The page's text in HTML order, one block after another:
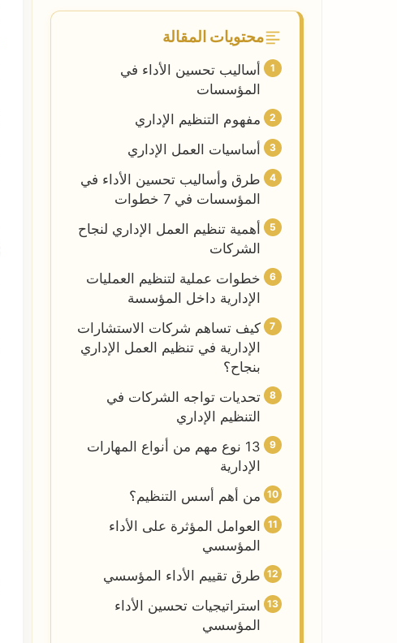
محتويات المقالة
أساليب تحسين الأداء في
المؤسسات
مفهوم التنظيم الإداري
أساسيات العمل الإداري
طرق وأساليب تحسين الأداء في
المؤسسات في 7 خطوات
أهمية تنظيم العمل الإداري لنجاح
الشركات
خطوات عملية لتنظيم العمليات
الإدارية داخل المؤسسة
كيف تساهم شركات الاستشارات
الإدارية في تنظيم العمل الإداري
بنجاح؟
تحديات تواجه الشركات في
التنظيم الإداري
13 نوع مهم من أنواع المهارات
الإدارية
من أهم أسس التنظيم؟
العوامل المؤثرة على الأداء
المؤسسي
طرق تقييم الأداء المؤسسي
استراتيجيات تحسين الأداء
المؤسسي